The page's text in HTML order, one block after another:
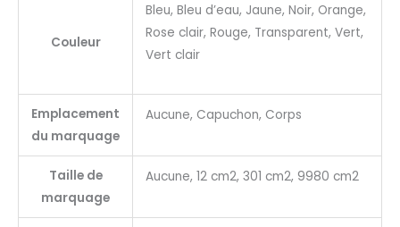
Couleur
Bleu, Bleu d’eau, Jaune, Noir, Orange,
Rose clair, Rouge, Transparent, Vert,
Vert clair
Emplacement
du marquage
Aucune, Capuchon, Corps
Taille de
marquage
Aucune, 12 cm2, 301 cm2, 9980 cm2